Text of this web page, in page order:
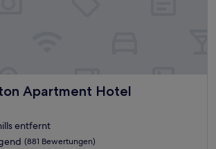
Apartment Hotel
Hotel
entfernt
(881 Bewertungen)